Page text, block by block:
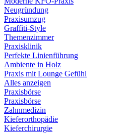
Neugründung
Praxisumzug
Graffiti-Style
Themenzimmer
Praxisklinik
Perfekte Linienführung
Ambiente in Holz
Praxis mit Lounge Gefühl
Alles anzeigen
Praxisbörse
Praxisbörse
Zahnmedizin
Kieferorthopädie
Kieferchirurgie